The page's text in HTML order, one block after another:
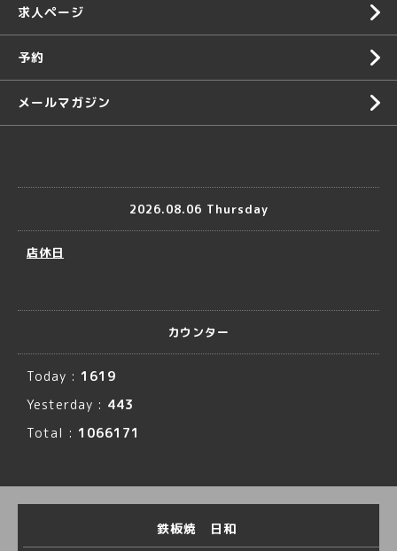
求人ページ
予約
メールマガジン
2026.08.06 Thursday
店休日
カウンター
Today : 1619
Yesterday : 443
Total : 1066171
鉄板焼 日和